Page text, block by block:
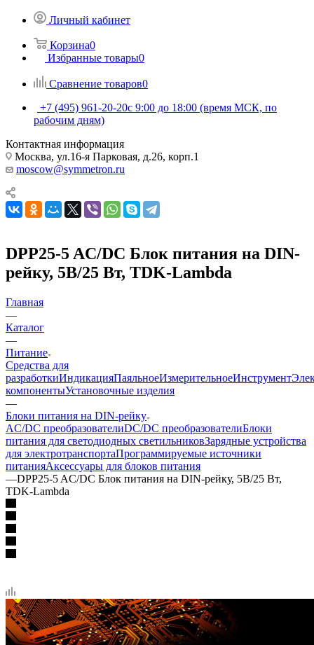
Личный кабинет
Корзина0
Избранные товары0
Сравнение товаров0
+7 (495) 961-20-20с 9:00 до 18:00 (время МСК, по
рабочим дням)
Контактная информация
Москва, ул.16-я Парковая, д.26, корп.1
moscow@symmetron.ru
DPP25-5 AC/DC Блок питания на DIN-
рейку, 5В/25 Вт, TDK-Lambda
Главная
—
Каталог
—
Питание
Средства для
разработкиИндикацияПаяльноеИзмерительноеИнструмент
компонентыУстановочные изделия
—
Блоки питания на DIN-рейку
AC/DC преобразователиDC/DC преобразователиБлоки
питания для светодиодных светильниковЗарядные устройства
для электротранспортаПрограммируемые источники
питанияАксессуары для блоков питания
—DPP25-5 AC/DC Блок питания на DIN-рейку, 5В/25 Вт,
TDK-Lambda